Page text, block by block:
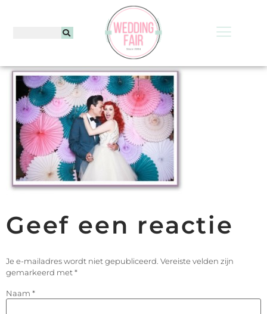
Geef een reactie
Je e-mailadres wordt niet gepubliceerd. Vereiste velden zijn
gemarkeerd met*
Naam *